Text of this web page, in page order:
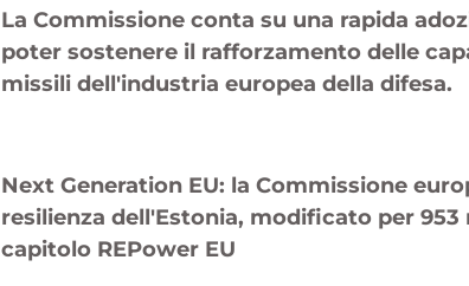
di Zacharie Schaerlinger
La Commissione conta su una rapida
poter sostenere il rafforzamento delle
missili dell'industria europea della difesa.
Next Generation EU: la Commissione
resilienza dell'Estonia, modificato per
capitolo REPower EU